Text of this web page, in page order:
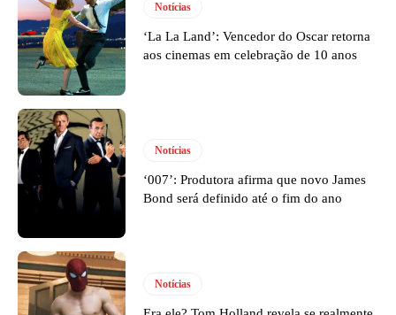
Notícias
‘La La Land’: Vencedor do Oscar retorna
aos cinemas em celebração de 10 anos
Notícias
‘007’: Produtora afirma que novo James
Bond será definido até o fim do ano
Notícias